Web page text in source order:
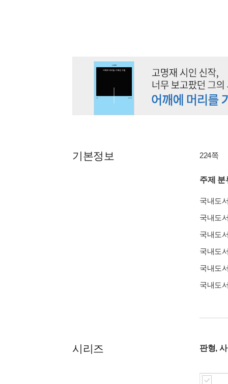
기본정보 224쪽
주제 분
국내도
국내도
국내도
국내도
국내도
국내도
시리즈 판형,